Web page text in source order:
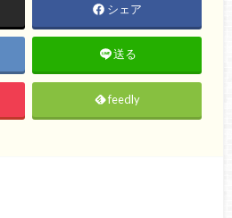
シェア
送る
feedly